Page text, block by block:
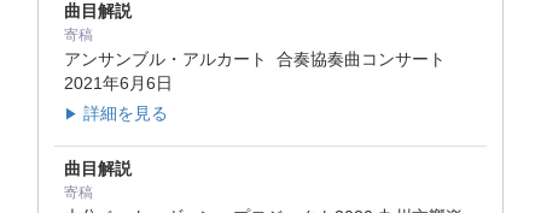
曲目解説
寄稿
アンサンブル・アルカート 合奏協奏曲コンサート
2021年6月6日
▶ 詳細を見る
曲目解説
寄稿